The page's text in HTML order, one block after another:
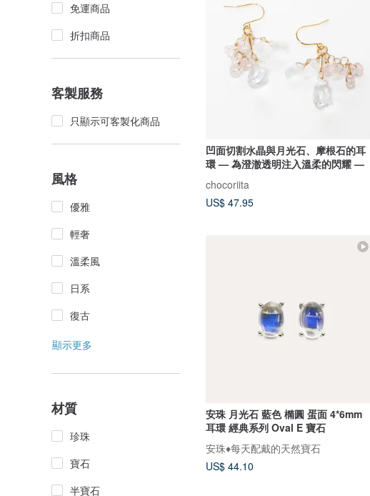
免運商品
折扣商品
客製服務
只顯示可客製化商品
風格
優雅
輕奢
溫柔風
日系
復古
顯示更多
材質
珍珠
寶石
半寶石
凹面切割水晶與月光石、摩根石的耳
環 — 為澄澈透明注入溫柔的閃耀 —
chocoriita
US$ 47.95
安珠 月光石 藍色 橢圓 蛋面 4*6mm
耳環 經典系列 Oval E 寶石
安珠♦️每天配戴的天然寶石
US$ 44.10